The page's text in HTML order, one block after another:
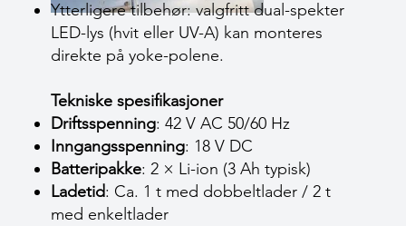
Ytterligere tilbehør: valgfritt dual-spekter
LED-lys (hvit eller UV-A) kan monteres
direkte på yoke-polene.
Tekniske spesifikasjoner
Driftsspenning: 42 V AC 50/60 Hz
Inngangsspenning: 18 V DC
Batteripakke: 2 × Li-ion (3 Ah typisk)
Ladetid: Ca. 1 t med dobbeltlader / 2 t
med enkeltlader